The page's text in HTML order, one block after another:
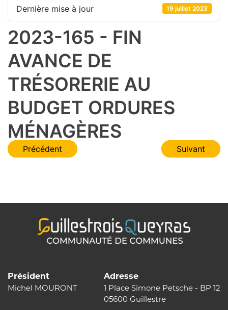
Dernière mise à jour 19 juillet 2023
2023-165 - FIN
AVANCE DE
TRÉSORERIE AU
BUDGET ORDURES
MÉNAGÈRES
Navigation
Précédent Suivant
Président
Michel MOURONT
Adresse
1 Place Simone Petsche - BP 12
05600 Guillestre